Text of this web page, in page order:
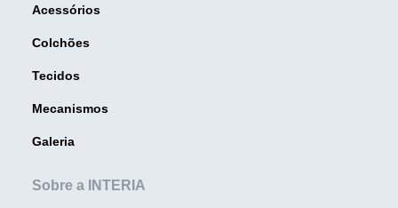
Acessórios
Colchões
Tecidos
Mecanismos
Galeria
Sobre a INTERIA